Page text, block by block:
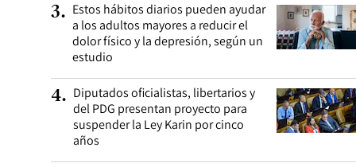
3. Estos hábitos diarios pueden ayudar
a los adultos mayores a reducir el
dolor físico y la depresión, según un
estudio
4. Diputados oficialistas, libertarios y
del PDG presentan proyecto para
suspender la Ley Karin por cinco
años